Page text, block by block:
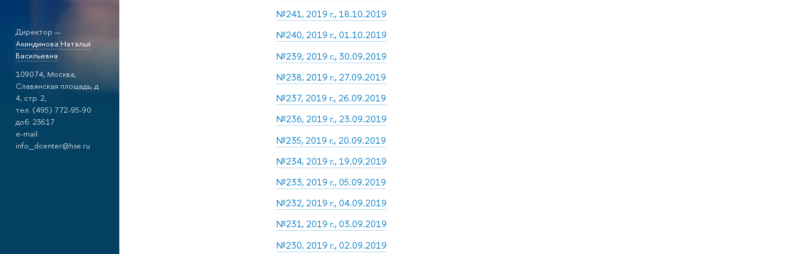
Директор —
Акиндинова Наталья
Васильевна
109074, Москва,
Славянская площадь, д.
4, стр. 2,
тел. (495) 772-95-90
доб. 23617
e-mail:
info_dcenter@hse.ru
№241, 2019 г., 18.10.2019
№240, 2019 г., 01.10.2019
№239, 2019 г., 30.09.2019
№238, 2019 г., 27.09.2019
№237, 2019 г., 26.09.2019
№236, 2019 г., 23.09.2019
№235, 2019 г., 20.09.2019
№234, 2019 г., 19.09.2019
№233, 2019 г., 05.09.2019
№232, 2019 г., 04.09.2019
№231, 2019 г., 03.09.2019
№230, 2019 г., 02.09.2019